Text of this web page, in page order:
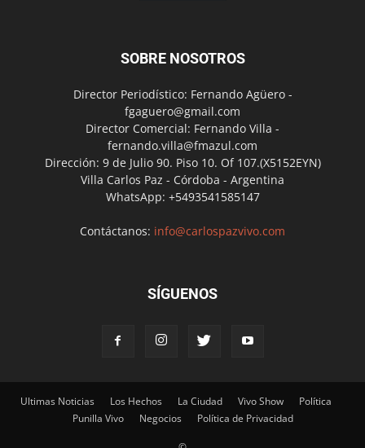
SOBRE NOSOTROS
Director Periodístico: Fernando Agüero -
fgaguero@gmail.com
Director Comercial: Fernando Villa -
fernando.villa@fmazul.com
Dirección: 9 de Julio 90. Piso 10. Of 107.(X5152EYN)
Villa Carlos Paz - Córdoba - Argentina
WhatsApp: +5493541585147
Contáctanos: info@carlospazvivo.com
SÍGUENOS
Ultimas Noticias Los Hechos La Ciudad Vivo Show
Política
Punilla Vivo
Negocios Política de Privacidad